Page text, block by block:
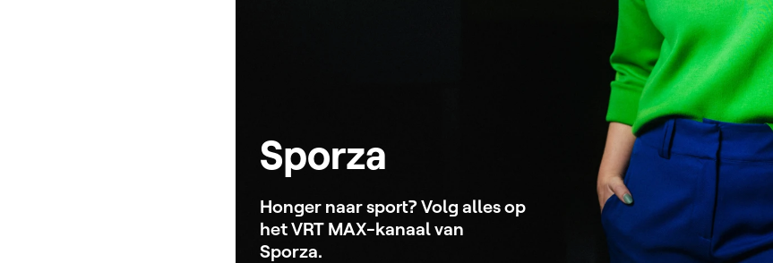
Sporza
Honger naar sport? Volg alles op
het VRT MAX-kanaal van
Sporza.